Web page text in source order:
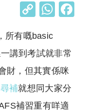
C
p
y
Li
n
k
W
s
A
p
p
所有嘅basic
講到考試就非常
財，但其實係咪
補就想同大家分
補習重有咩適